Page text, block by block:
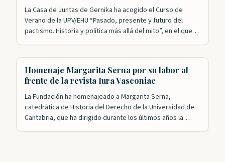
La Casa de Juntas de Gernika ha acogido el Curso de
Verano de la UPV/EHU “Pasado, presente y futuro del
pactismo. Historia y política más allá del mito”, en el que
Homenaje Margarita Serna por su labor al
frente de la revista Iura Vasconiae
La Fundación ha homenajeado a Margarita Serna,
catedrática de Historia del Derecho de la Universidad de
Cantabria, que ha dirigido durante los últimos años la